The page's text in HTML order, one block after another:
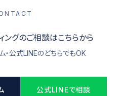
ングのご相談はこちらから
・公式LINEのどちらでもOK
公式LINEで相談